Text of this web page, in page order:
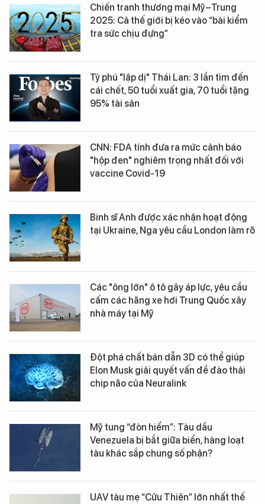
Chiến tranh thương mại Mỹ–Trung
2025: Cả thế giới bị kéo vào “bài kiểm
tra sức chịu đựng”
Tỷ phú "lập dị" Thái Lan: 3 lần tìm đến
cái chết, 50 tuổi xuất gia, 70 tuổi tặng
95% tài sản
CNN: FDA tính đưa ra mức cảnh báo
"hộp đen" nghiêm trọng nhất đối với
vaccine Covid-19
Binh sĩ Anh được xác nhận hoạt động
tại Ukraine, Nga yêu cầu London làm rõ
Các "ông lớn" ô tô gây áp lực, yêu cầu
cấm các hãng xe hơi Trung Quốc xây
nhà máy tại Mỹ
Đột phá chất bán dẫn 3D có thể giúp
Elon Musk giải quyết vấn đề đào thải
chip não của Neuralink
Mỹ tung “đòn hiểm”: Tàu dầu
Venezuela bị bắt giữa biển, hàng loạt
tàu khác sắp chung số phận?
UAV tàu mẹ “Cửu Thiên” lớn nhất thế